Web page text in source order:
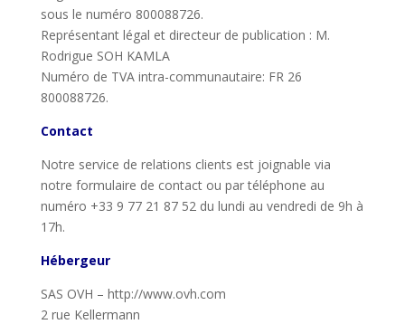
sous le numéro 800088726.
Représentant légal et directeur de publication : M.
Rodrigue SOH KAMLA
Numéro de TVA intra-communautaire: FR 26
800088726.
Contact
Notre service de relations clients est joignable via
notre formulaire de contact ou par téléphone au
numéro +33 9 77 21 87 52du lundi au vendredi de 9h à
17h.
Hébergeur
SAS OVH – http://www.ovh.com
2 rue Kellermann